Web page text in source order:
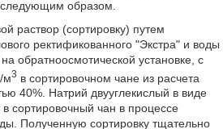
образом.
раствор (сортировку) путем
ректификованного "Экстра" и воды
обратноосмотической установке, с
м3 в сортировочном чане из расчета
40%. Натрий двууглекислый в виде
в сортировочный чан в процессе
Полученную сортировку тщательно